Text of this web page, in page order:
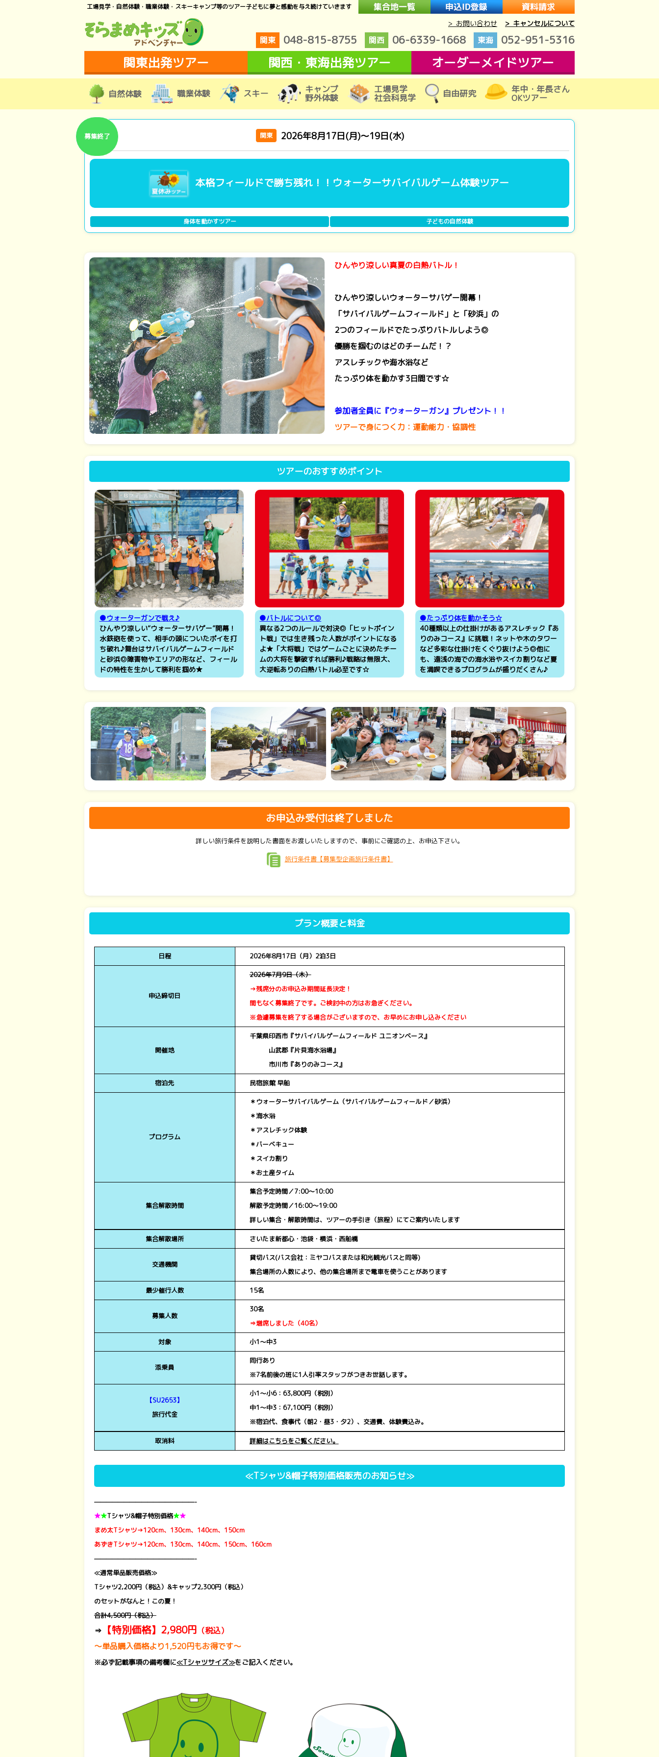
工場見学・自然体験・職業体験・スキーキャンプ等のツアー子どもに夢と感動を与え続けていきます
> お問い合わせ > キャンセルについて
関東 048-815-8755 関西 06-6339-1668 東海 052-951-5316
関東出発ツアー 関西・東海出発ツアー オーダーメイドツアー
自然体験 職業体験 スキー キャンプ
野外体験
工場見学
社会科見学 自由研究 年中・年長さん
OKツアー
募集終了 関東 2026年8月17日(月)～19日(水)
本格フィールドで勝ち残れ！！ウォーターサバイバルゲーム体験ツアー
身体を動かすツアー 子どもの自然体験
ひんやり涼しい真夏の白熱バトル！
ひんやり涼しいウォーターサバゲー開幕！
「サバイバルゲームフィールド」と「砂浜」の
2つのフィールドでたっぷりバトルしよう◎
優勝を掴むのはどのチームだ！？
アスレチックや海水浴など
たっぷり体を動かす3日間です☆
参加者全員に『ウォーターガン』プレゼント！！
ツアーで身につく力：運動能力・協調性
ツアーのおすすめポイント
●ウォーターガンで戦え♪
ひんやり涼しい“ウォーターサバゲー”開幕！
水鉄砲を使って、相手の頭についたポイを打
ち破れ♪舞台はサバイバルゲームフィールド
と砂浜◎障害物やエリアの形など、フィール
ドの特性を生かして勝利を掴め★
●バトルについて◎
異なる2つのルールで対決◎「ヒットポイン
ト戦」では生き残った人数がポイントになる
よ★「大将戦」ではゲームごとに決めたチー
ムの大将を撃破すれば勝利♪戦略は無限大、
大逆転ありの白熱バトル必至です☆
●たっぷり体を動かそう☆
40種類以上の仕掛けがあるアスレチック『あ
りのみコース』に挑戦！ネットや木のタワー
など多彩な仕掛けをくぐり抜けよう◎他に
も、遠浅の海での海水浴やスイカ割りなど夏
を満喫できるプログラムが盛りだくさん♪
お申込み受付は終了しました
詳しい旅行条件を説明した書面をお渡しいたしますので、事前にご確認の上、お申込下さい。
旅行条件書【募集型企画旅行条件書】
プラン概要と料金
日程 2026年8月17日（月）2泊3日
申込締切日
2026年7月9日（木）
→残席分のお申込み期間延長決定！
間もなく募集終了です。ご検討中の方はお急ぎください。
※急遽募集を終了する場合がございますので、お早めにお申し込みください
開催地
千葉県印西市『サバイバルゲームフィールド ユニオンベース』
山武郡『片貝海水浴場』
市川市『ありのみコース』
宿泊先 民宿旅館 早船
プログラム
＊ウォーターサバイバルゲーム（サバイバルゲームフィールド／砂浜）
＊海水浴
＊アスレチック体験
＊バーベキュー
＊スイカ割り
＊お土産タイム
集合解散時間
集合予定時間／7:00～10:00
解散予定時間／16:00～19:00
詳しい集合・解散時間は、ツアーの手引き（旅程）にてご案内いたします
集合解散場所 さいたま新都心・池袋・横浜・西船橋
交通機関
貸切バス(バス会社：ミヤコバスまたは和光観光バスと同等)
集合場所の人数により、他の集合場所まで電車を使うことがあります
最少催行人数 15名
募集人数
30名
⇒増席しました（40名）
対象 小1～中3
添乗員
同行あり
※7名前後の班に1人引率スタッフがつきお世話します。
【SU2653】
旅行代金
小1～小6：63,800円（税別）
中1～中3：67,100円（税別）
※宿泊代、食事代（朝2・昼3・夕2）、交通費、体験費込み。
取消料 詳細はこちらをご覧ください。
≪Tシャツ&帽子特別価格販売のお知らせ≫
—————————————————-
★★Tシャツ&帽子特別価格★★
まめ太Tシャツ→120cm、130cm、140cm、150cm
あずきTシャツ→120cm、130cm、140cm、150cm、160cm
—————————————————-
≪通常単品販売価格≫
Tシャツ2,200円（税込）&キャップ2,300円（税込）
のセットがなんと！この夏！
合計4,500円（税込）
⇒ 【特別価格】2,980円 （税込）
～単品購入価格より1,520円もお得です～
※必ず記載事項の備考欄に≪Tシャツサイズ≫をご記入ください。